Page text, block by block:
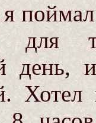
для
день,